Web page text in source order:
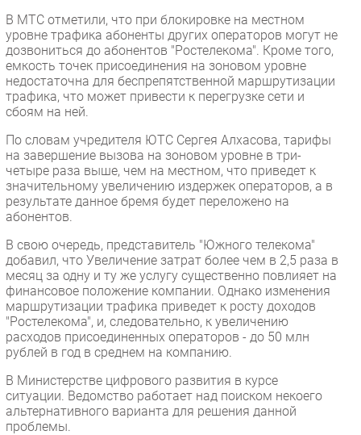
В МТС отметили, что при блокировке на местном
уровне трафика абоненты других операторов могут не
дозвониться до абонентов "Ростелекома". Кроме того,
емкость точек присоединения на зоновом уровне
недостаточна для беспрепятственной маршрутизации
трафика, что может привести к перегрузке сети и
сбоям на ней.
По словам учредителя ЮТС Сергея Алхасова, тарифы
на завершение вызова на зоновом уровне в три-
четыре раза выше, чем на местном, что приведет к
значительному увеличению издержек операторов, а в
результате данное бремя будет переложено на
абонентов.
В свою очередь, представитель "Южного телекома"
добавил, что Увеличение затрат более чем в 2,5 раза в
месяц за одну и ту же услугу существенно повлияет на
финансовое положение компании. Однако изменения
маршрутизации трафика приведет к росту доходов
"Ростелекома", и, следовательно, к увеличению
расходов присоединенных операторов - до 50 млн
рублей в год в среднем на компанию.
В Министерстве цифрового развития в курсе
ситуации. Ведомство работает над поиском некоего
альтернативного варианта для решения данной
проблемы.